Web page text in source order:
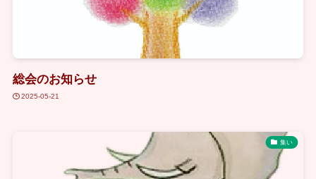
総会のお知らせ
2025-05-21
集い